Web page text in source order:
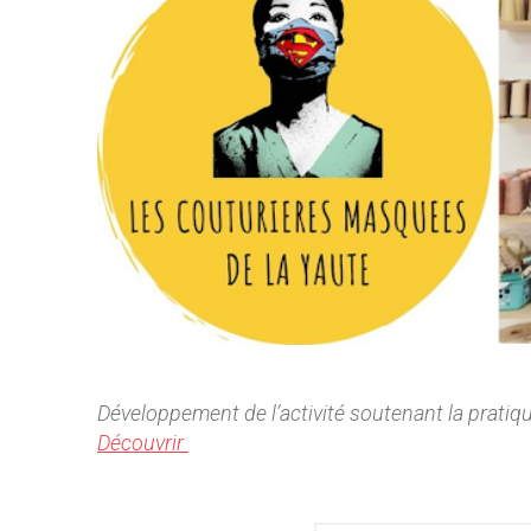
Développement de l’activité soutenant la
Découvrir